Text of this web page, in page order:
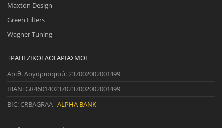
Maxton Design
Green Filters
Wagner Tuning
ΤΡΑΠΕΖΙΚΟΊ ΛΟΓΑΡΙΑΣΜΟΊ
Αριθ. Λογαριασμού: 237002002001499
IBAN: GR4601402370237002002001499
BIC: CRBAGRAA -ALPHA BANK